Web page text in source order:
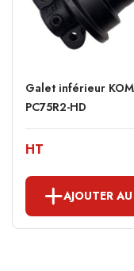
Galet inférieur
PC75R2-HD
HT
AJOUTER